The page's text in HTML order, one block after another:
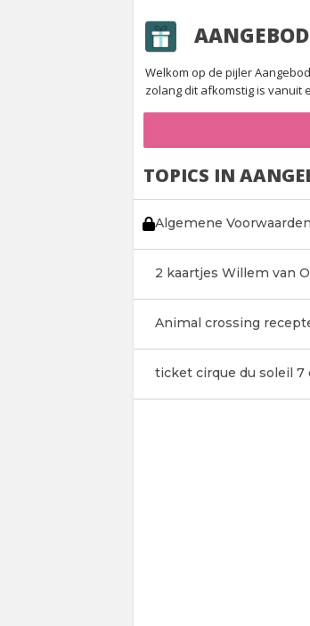
Welkom op de pijler
zolang dit afkomstig is vanuit
TOPICS IN
Algemene Voorwaarden
2 kaartjes Willem van
Animal crossing
ticket cirque du soleil 7